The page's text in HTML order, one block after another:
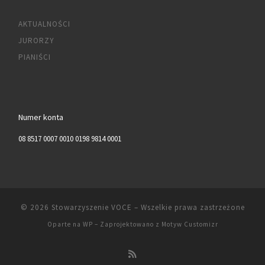
AKTUALNOŚCI
JURORZY
PIANIŚCI
Numer konta
08 8517 0007 0010 0198 9814 0001
© 2026 Stowarzyszenie VOCE – Wszelkie prawa zastrzeżone
Oparte na WP – Zaprojektowano z Motyw Customizr